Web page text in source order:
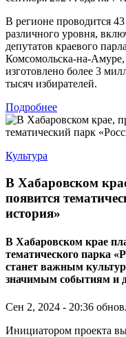
В регионе проводится
различного уровня,
депутатов краевого
Комсомольска-на-
изготовлено более 3
тысяч избирателей.
Подробнее
Культура
В Хабаровском
появится
история»
В Хабаровском крае
тематического парка
станет важным
значимым событиям и
Сен 2, 2024 - 20:36
Инициатором проекта